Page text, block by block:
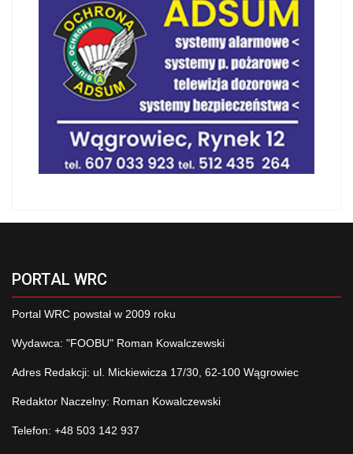
PORTAL WRC
Portal WRC powstał w 2009 roku
Wydawca: "FOOBU" Roman Kowalczewski
Adres Redakcji: ul. Mickiewicza 17/30, 62-100 Wągrowiec
Redaktor Naczelny: Roman Kowalczewski
Telefon: +48 503 142 937